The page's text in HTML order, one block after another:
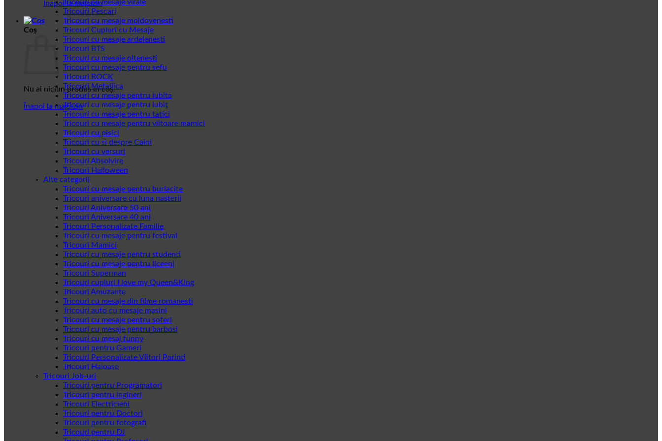
Înapoi la magazin
Coș
Nu ai niciun produs în coș.
Înapoi la magazin
Tricouri cu mesaje virale
Tricouri Pescari
Tricouri cu mesaje moldovenesti
Tricouri Cupluri cu Mesaje
Tricouri cu mesaje ardelenesti
Tricouri BTS
Tricouri cu mesaje oltenesti
Tricouri cu mesaje pentru sefu
Tricouri ROCK
Tricouri Metallica
Tricouri cu mesaje pentru iubita
Tricouri cu mesaje pentru iubit
Tricouri cu mesaje pentru tatici
Tricouri cu mesaje pentru viitoare mamici
Tricouri cu pisici
Tricouri cu si despre Caini
Tricouri cu versuri
Tricouri Absolvire
Tricouri Halloween
Alte categorii
Tricouri cu mesaje pentru burlacite
Tricouri aniversare cu luna nasterii
Tricouri Aniversare 50 ani
Tricouri Aniversare 40 ani
Tricouri Personalizate Familie
Tricouri cu mesaje pentru festival
Tricouri Mamici
Tricouri cu mesaje pentru studenti
Tricouri cu mesaje pentru liceeni
Tricouri Superman
Tricouri cupluri I love my Queen&King
Tricouri Amuzante
Tricouri cu mesaje din filme romanesti
Tricouri auto cu mesaje masini
Tricouri cu mesaje pentru soferi
Tricouri cu mesaje pentru barbosi
Tricouri cu mesaj funny
Tricouri pentru Gameri
Tricouri Personalizate Viitori Parinti
Tricouri Haioase
Tricouri Job-uri
Tricouri pentru Programatori
Tricouri pentru ingineri
Tricouri Electricieni
Tricouri pentru Doctori
Tricouri pentru fotografi
Tricouri pentru DJ